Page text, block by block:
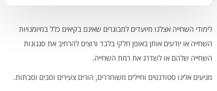
לימודי השחייה אצלנו מיועדים למבוגרים שאינם בקיאים כלל במיומנויות
השחייה או יודעים אותן באופן חלקי בלבד ורוצים להרחיב את סגנונות
השחייה שלהם או לשדרג את רמת השחייה.
מגיעים אלינו סטודנטים וחיילים משוחררים, הורים צעירים וסבים וסבתות.